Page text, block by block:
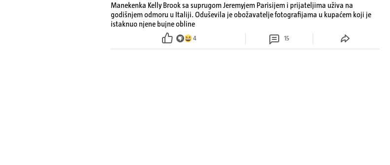
Manekenka Kelly Brook sa suprugom Jeremyjem Parisijem i prijateljima uživa na
godišnjem odmoru u Italiji. Oduševila je obožavatelje fotografijama u kupaćem koji je
istaknuo njene bujne obline
4 15